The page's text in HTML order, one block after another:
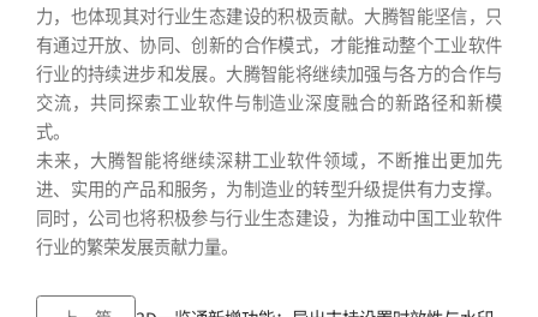
力，也体现其对行业生态建设的积极贡献。大腾智能坚信，只
有通过开放、协同、创新的合作模式，才能推动整个工业软件
行业的持续进步和发展。大腾智能将继续加强与各方的合作与
交流，共同探索工业软件与制造业深度融合的新路径和新模
式。
未来，大腾智能将继续深耕工业软件领域，不断推出更加先
进、实用的产品和服务，为制造业的转型升级提供有力支撑。
同时，公司也将积极参与行业生态建设，为推动中国工业软件
行业的繁荣发展贡献力量。